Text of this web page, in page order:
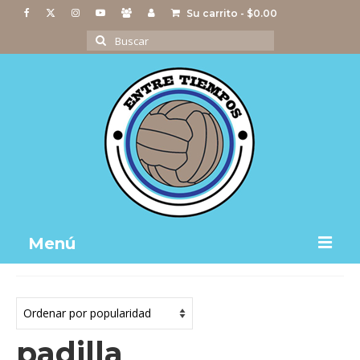
Su carrito - $0.00
Buscar
por:
Menú
Actividades
Imágenes